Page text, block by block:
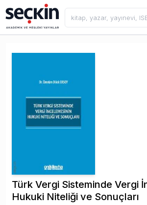
Türk Vergi Sisteminde Vergi
Hukuki Niteliği ve Sonuçları